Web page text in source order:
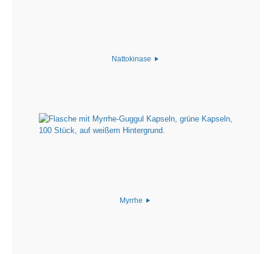
Nattokinase
Myrrhe